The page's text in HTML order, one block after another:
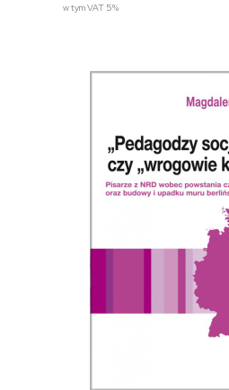
w tym VAT 5%